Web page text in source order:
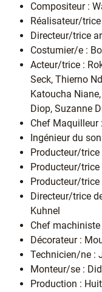
Compositeur :
Réalisateur/
Directeur/trice
Costumier/e :
Acteur/trice :
Seck, Thierno
Katoucha
Diop, Suzanne
Chef Maquilleur
Ingénieur du
Producteur/
Producteur/
Producteur/
Directeur/trice
Kuhnel
Chef
Décorateur :
Technicien/ne :
Monteur/se :
Production :